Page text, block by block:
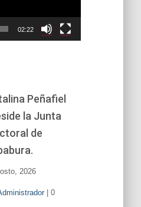
02:22
Peñafiel
la Junta
de
2026
| 0